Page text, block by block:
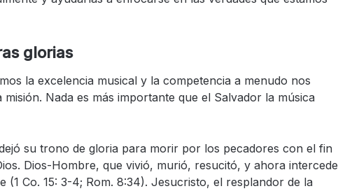
glorias
la excelencia musical y la competencia a menudo nos
Nada es más importante que el Salvador la música
su trono de gloria para morir por los pecadores con el fin
Dios-Hombre, que vivió, murió, resucitó, y ahora intercede
(1 Co. 15: 3-4; Rom. 8:34). Jesucristo, el resplandor de la